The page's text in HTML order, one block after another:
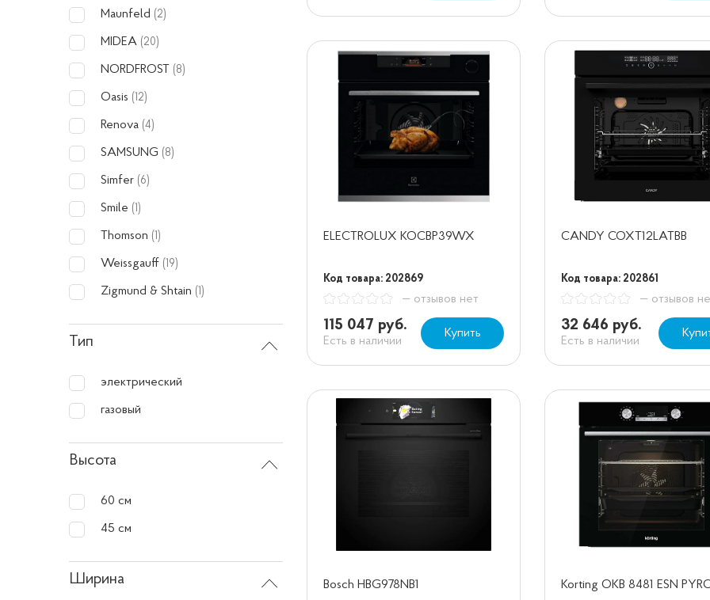
Maunfeld (2)
MIDEA (20)
NORDFROST (8)
Oasis (12)
Renova (4)
SAMSUNG (8)
Simfer (6)
Smile (1)
Thomson (1)
Weissgauff (19)
Zigmund & Shtain (1)
Тип
электрический
газовый
Высота
60 см
45 см
Ширина
ELECTROLUX KOCBP39WX
Код товара: 202869
— отзывов нет
115 047 руб.
Есть в наличии
Купить
CANDY COXT12LATBB
Код товара: 202861
— отзывов
32 646 руб.
Есть в наличии
Bosch HBG978NB1 Korting OKB 8481 ESN